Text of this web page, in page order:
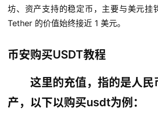
坊、资产支持的稳定币，主要与美元挂
Tether 的价值始终接近 1 美元。
币安购买USDT教程
这里的充值，指的是人民
产，以下以购买usdt为例：